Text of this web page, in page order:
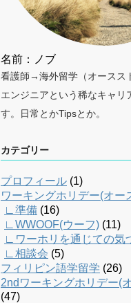
名前：ノブ
看護師→海外留学（オースス
エンジニアという稀なキャリ
す。日常とかTipsとか。
カテゴリー
プロフィール (1)
ワーキングホリデー(オー
∟準備 (16)
∟WWOOF(ウーフ) (11)
∟ワーホリを通じての気
∟相談会 (5)
フィリピン語学留学 (26)
2ndワーキングホリデー(
(47)